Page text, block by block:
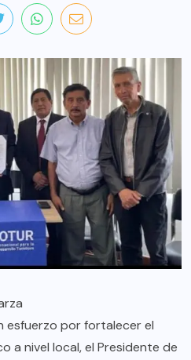
esfuerzo por fortalecer el
a nivel local, el Presidente de